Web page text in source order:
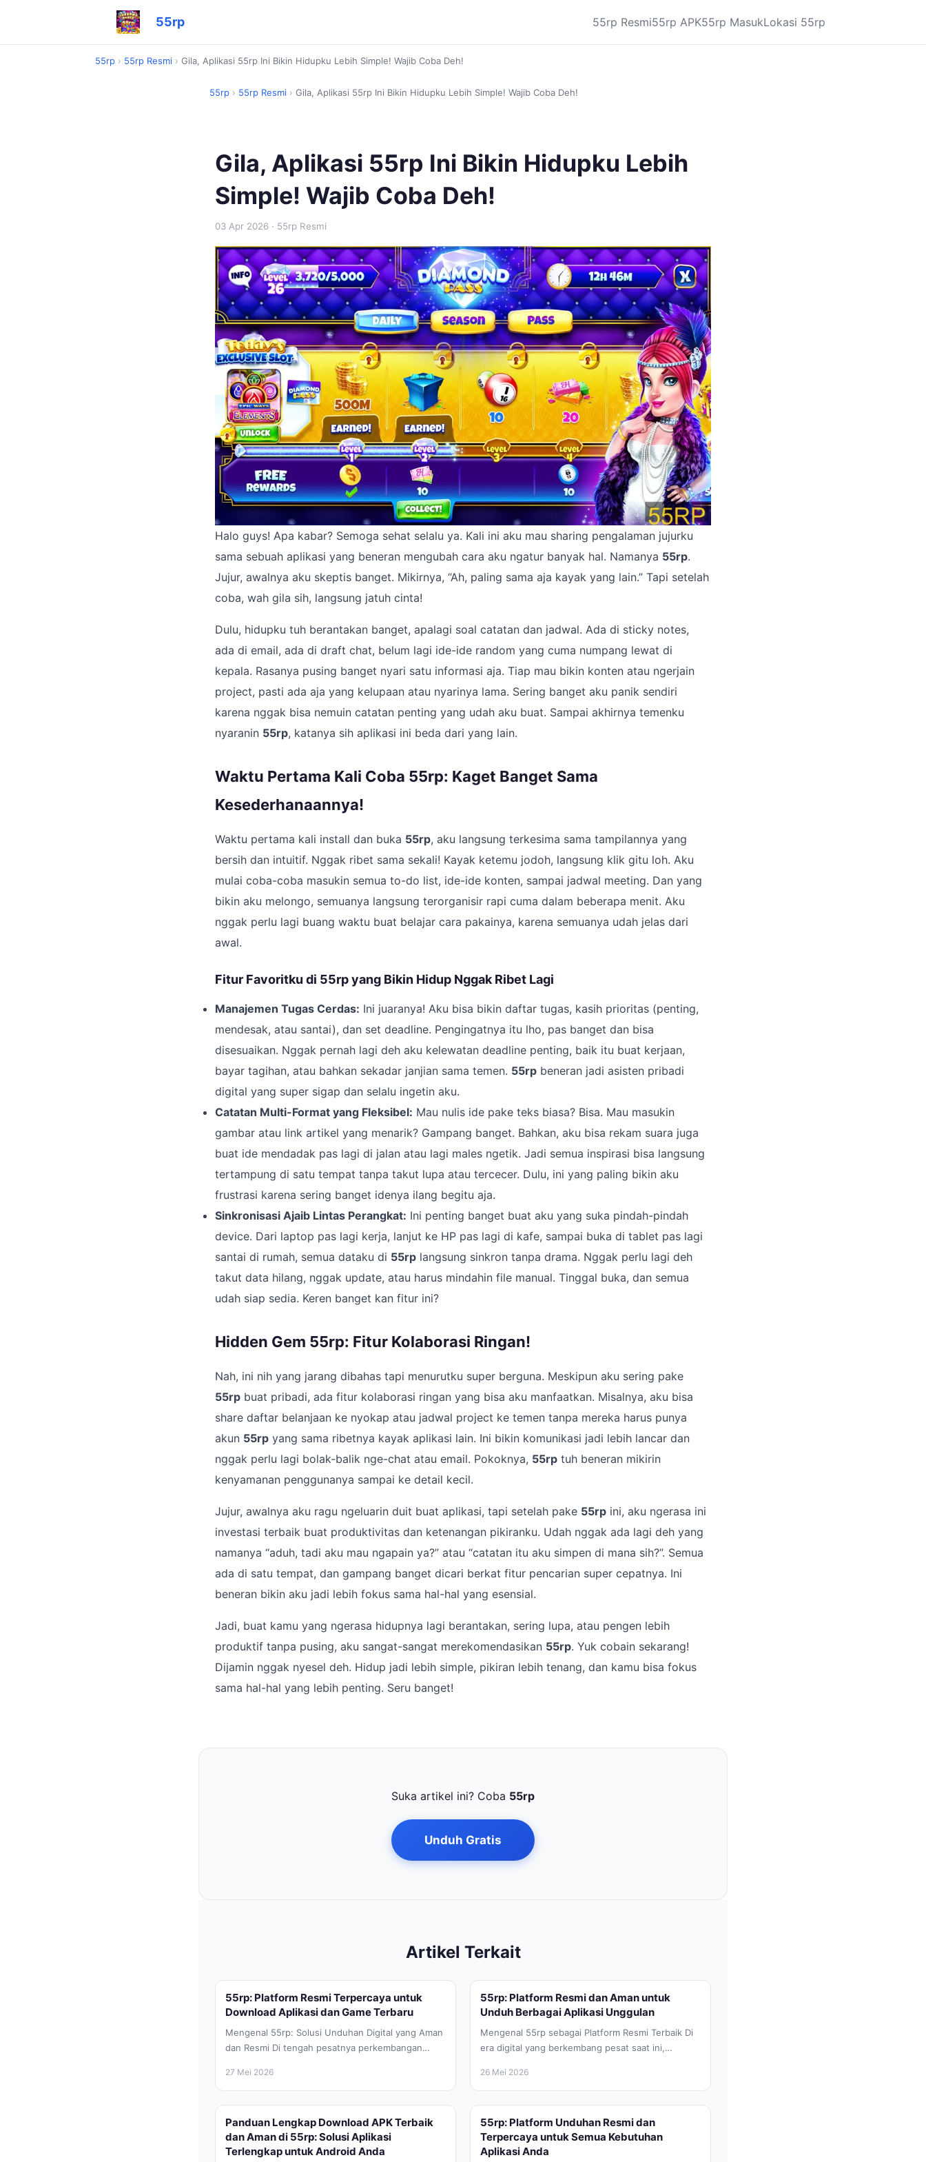
55rp 55rp Resmi55rp APK55rp MasukLokasi 55rp
55rp › 55rp Resmi › Gila, Aplikasi 55rp Ini Bikin Hidupku Lebih Simple! Wajib Coba Deh!
55rp › 55rp Resmi › Gila, Aplikasi 55rp Ini Bikin Hidupku Lebih Simple! Wajib Coba Deh!
Gila, Aplikasi 55rp Ini Bikin Hidupku Lebih
Simple! Wajib Coba Deh!
03 Apr 2026 · 55rp Resmi
Halo guys! Apa kabar? Semoga sehat selalu ya. Kali ini aku mau sharing pengalaman jujurku
sama sebuah aplikasi yang beneran mengubah cara aku ngatur banyak hal. Namanya 55rp.
Jujur, awalnya aku skeptis banget. Mikirnya, “Ah, paling sama aja kayak yang lain.” Tapi setelah
coba, wah gila sih, langsung jatuh cinta!
Dulu, hidupku tuh berantakan banget, apalagi soal catatan dan jadwal. Ada di sticky notes,
ada di email, ada di draft chat, belum lagi ide-ide random yang cuma numpang lewat di
kepala. Rasanya pusing banget nyari satu informasi aja. Tiap mau bikin konten atau ngerjain
project, pasti ada aja yang kelupaan atau nyarinya lama. Sering banget aku panik sendiri
karena nggak bisa nemuin catatan penting yang udah aku buat. Sampai akhirnya temenku
nyaranin 55rp, katanya sih aplikasi ini beda dari yang lain.
Waktu Pertama Kali Coba 55rp: Kaget Banget Sama
Kesederhanaannya!
Waktu pertama kali install dan buka 55rp, aku langsung terkesima sama tampilannya yang
bersih dan intuitif. Nggak ribet sama sekali! Kayak ketemu jodoh, langsung klik gitu loh. Aku
mulai coba-coba masukin semua to-do list, ide-ide konten, sampai jadwal meeting. Dan yang
bikin aku melongo, semuanya langsung terorganisir rapi cuma dalam beberapa menit. Aku
nggak perlu lagi buang waktu buat belajar cara pakainya, karena semuanya udah jelas dari
awal.
Fitur Favoritku di 55rp yang Bikin Hidup Nggak Ribet Lagi
Manajemen Tugas Cerdas: Ini juaranya! Aku bisa bikin daftar tugas, kasih prioritas (penting,
mendesak, atau santai), dan set deadline. Pengingatnya itu lho, pas banget dan bisa
disesuaikan. Nggak pernah lagi deh aku kelewatan deadline penting, baik itu buat kerjaan,
bayar tagihan, atau bahkan sekadar janjian sama temen. 55rp beneran jadi asisten pribadi
digital yang super sigap dan selalu ingetin aku.
Catatan Multi-Format yang Fleksibel: Mau nulis ide pake teks biasa? Bisa. Mau masukin
gambar atau link artikel yang menarik? Gampang banget. Bahkan, aku bisa rekam suara juga
buat ide mendadak pas lagi di jalan atau lagi males ngetik. Jadi semua inspirasi bisa langsung
tertampung di satu tempat tanpa takut lupa atau tercecer. Dulu, ini yang paling bikin aku
frustrasi karena sering banget idenya ilang begitu aja.
Sinkronisasi Ajaib Lintas Perangkat: Ini penting banget buat aku yang suka pindah-pindah
device. Dari laptop pas lagi kerja, lanjut ke HP pas lagi di kafe, sampai buka di tablet pas lagi
santai di rumah, semua dataku di 55rp langsung sinkron tanpa drama. Nggak perlu lagi deh
takut data hilang, nggak update, atau harus mindahin file manual. Tinggal buka, dan semua
udah siap sedia. Keren banget kan fitur ini?
Hidden Gem 55rp: Fitur Kolaborasi Ringan!
Nah, ini nih yang jarang dibahas tapi menurutku super berguna. Meskipun aku sering pake
55rp buat pribadi, ada fitur kolaborasi ringan yang bisa aku manfaatkan. Misalnya, aku bisa
share daftar belanjaan ke nyokap atau jadwal project ke temen tanpa mereka harus punya
akun 55rp yang sama ribetnya kayak aplikasi lain. Ini bikin komunikasi jadi lebih lancar dan
nggak perlu lagi bolak-balik nge-chat atau email. Pokoknya, 55rp tuh beneran mikirin
kenyamanan penggunanya sampai ke detail kecil.
Jujur, awalnya aku ragu ngeluarin duit buat aplikasi, tapi setelah pake 55rp ini, aku ngerasa ini
investasi terbaik buat produktivitas dan ketenangan pikiranku. Udah nggak ada lagi deh yang
namanya “aduh, tadi aku mau ngapain ya?” atau “catatan itu aku simpen di mana sih?”. Semua
ada di satu tempat, dan gampang banget dicari berkat fitur pencarian super cepatnya. Ini
beneran bikin aku jadi lebih fokus sama hal-hal yang esensial.
Jadi, buat kamu yang ngerasa hidupnya lagi berantakan, sering lupa, atau pengen lebih
produktif tanpa pusing, aku sangat-sangat merekomendasikan 55rp. Yuk cobain sekarang!
Dijamin nggak nyesel deh. Hidup jadi lebih simple, pikiran lebih tenang, dan kamu bisa fokus
sama hal-hal yang lebih penting. Seru banget!
Suka artikel ini? Coba 55rp
Unduh Gratis
Artikel Terkait
55rp: Platform Resmi Terpercaya untuk
Download Aplikasi dan Game Terbaru
Mengenal 55rp: Solusi Unduhan Digital yang Aman
dan Resmi Di tengah pesatnya perkembangan
platform...
27 Mei 2026
55rp: Platform Resmi dan Aman untuk
Unduh Berbagai Aplikasi Unggulan
Mengenal 55rp sebagai Platform Resmi Terbaik Di
era digital yang berkembang pesat saat ini,
26 Mei 2026
Panduan Lengkap Download APK Terbaik
dan Aman di 55rp: Solusi Aplikasi
Terlengkap untuk Android Anda
55rp: Platform Unduhan Resmi dan
Terpercaya untuk Semua Kebutuhan
Aplikasi Anda